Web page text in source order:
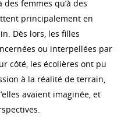
femmes qu’à des
principalement en
Dès lors, les filles
ou interpellées par
côté, les écolières ont pu
à la réalité de terrain,
avaient imaginée, et